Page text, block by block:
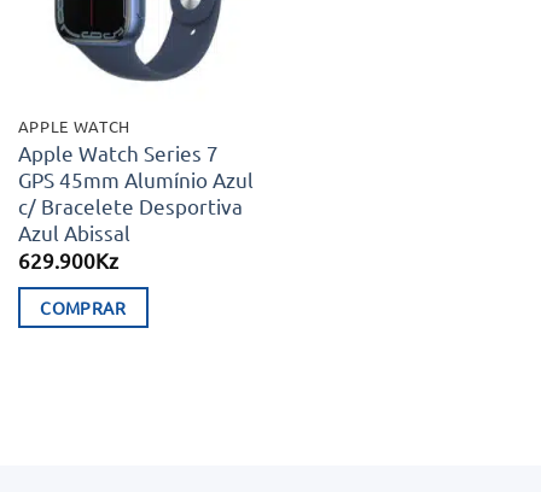
APPLE WATCH
Apple Watch Series 7
GPS 45mm Alumínio Azul
c/ Bracelete Desportiva
Azul Abissal
629.900Kz
COMPRAR